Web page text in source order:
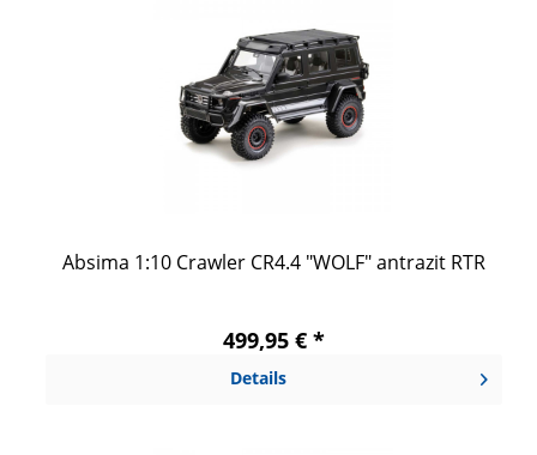
Absima 1:10 Crawler CR4.4 "WOLF" antrazit RTR
499,95 € *
Details